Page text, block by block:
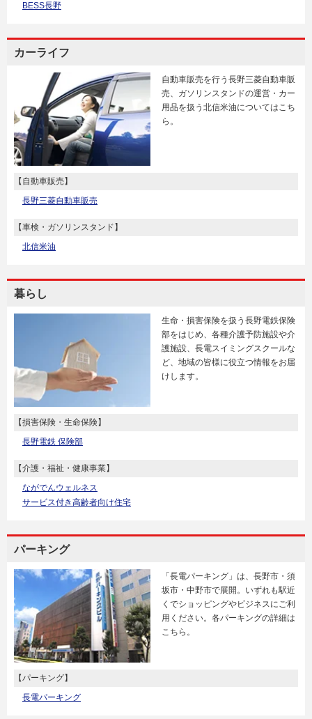
BESS長野
カーライフ
自動車販売を行う長野三菱自動車販
売、ガソリンスタンドの運営・カー
用品を扱う北信米油についてはこち
ら。
【自動車販売】
長野三菱自動車販売
【車検・ガソリンスタンド】
北信米油
暮らし
生命・損害保険を扱う長野電鉄保険
部をはじめ、各種介護予防施設や介
護施設、長電スイミングスクールな
ど、地域の皆様に役立つ情報をお届
けします。
【損害保険・生命保険】
長野電鉄 保険部
【介護・福祉・健康事業】
ながでんウェルネス
サービス付き高齢者向け住宅
パーキング
「長電パーキング」は、長野市・須
坂市・中野市で展開。いずれも駅近
くでショッピングやビジネスにご利
用ください。各パーキングの詳細は
こちら。
【パーキング】
長電パーキング